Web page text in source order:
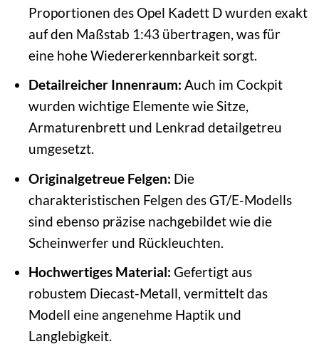
Proportionen des Opel Kadett D wurden exakt
auf den Maßstab 1:43 übertragen, was für
eine hohe Wiedererkennbarkeit sorgt.
Detailreicher Innenraum: Auch im Cockpit
wurden wichtige Elemente wie Sitze,
Armaturenbrett und Lenkrad detailgetreu
umgesetzt.
Originalgetreue Felgen: Die
charakteristischen Felgen des GT/E-Modells
sind ebenso präzise nachgebildet wie die
Scheinwerfer und Rückleuchten.
Hochwertiges Material: Gefertigt aus
robustem Diecast-Metall, vermittelt das
Modell eine angenehme Haptik und
Langlebigkeit.